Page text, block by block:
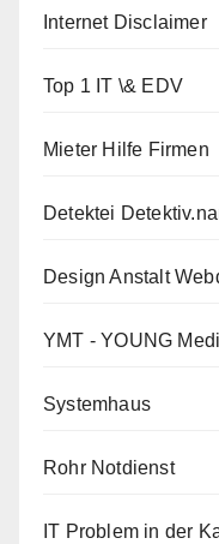
Internet Disclaimer
Top 1 IT \& EDV
Mieter Hilfe Firmen
Detektei
Design Anstalt
YMT - YOUNG
Systemhaus
Rohr Notdienst
IT Problem in der